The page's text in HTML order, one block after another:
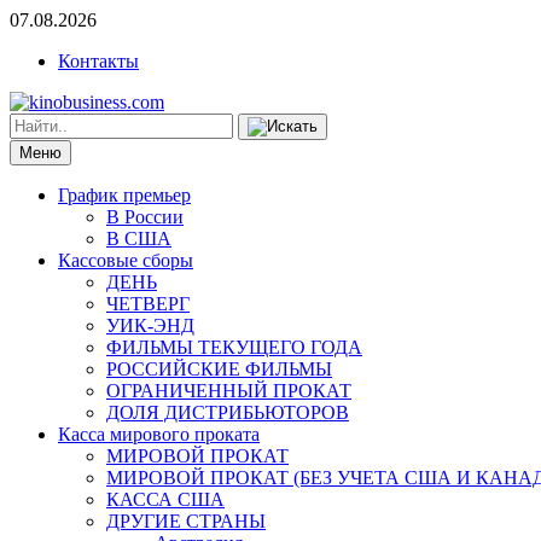
07.08.2026
Контакты
Меню
График премьер
В России
В США
Кассовые сборы
ДЕНЬ
ЧЕТВЕРГ
УИК-ЭНД
ФИЛЬМЫ ТЕКУЩЕГО ГОДА
РОССИЙСКИЕ ФИЛЬМЫ
ОГРАНИЧЕННЫЙ ПРОКАТ
ДОЛЯ ДИСТРИБЬЮТОРОВ
Касса мирового проката
МИРОВОЙ ПРОКАТ
МИРОВОЙ ПРОКАТ (БЕЗ УЧЕТА США И
КАССА США
ДРУГИЕ СТРАНЫ